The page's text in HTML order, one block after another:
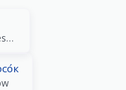
to throw off; to shed; to reduce; to reset